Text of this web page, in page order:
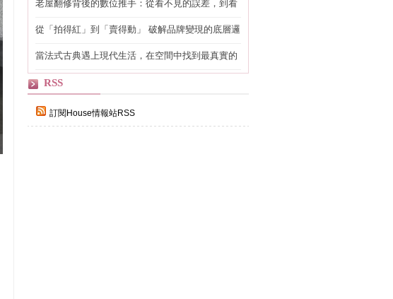
老屋翻修背後的數位推手：從看不見的誤差，到看
從「拍得紅」到「賣得動」 破解品牌變現的底層邏
當法式古典遇上現代生活，在空間中找到最真實的
RSS
訂閱House情報站RSS